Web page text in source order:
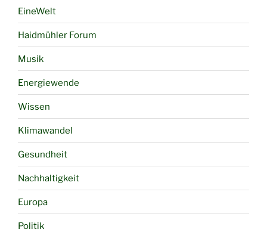
EineWelt
Haidmühler Forum
Musik
Energiewende
Wissen
Klimawandel
Gesundheit
Nachhaltigkeit
Europa
Politik